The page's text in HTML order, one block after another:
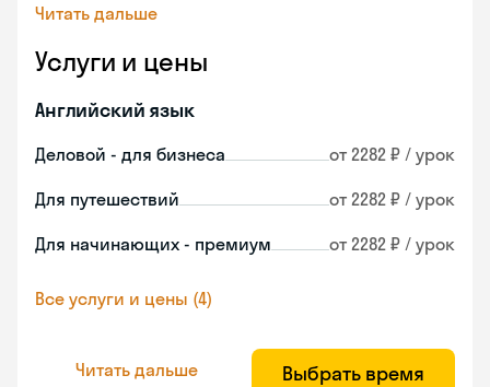
Читать дальше
Услуги и цены
Английский язык
Деловой - для бизнеса от 2282 ₽ / урок
Для путешествий от 2282 ₽ / урок
Для начинающих - премиум от 2282 ₽ / урок
Все услуги и цены (4)
Читать дальше Выбрать время